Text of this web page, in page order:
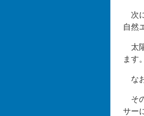
次
自然
太
ます
な
そ
サー